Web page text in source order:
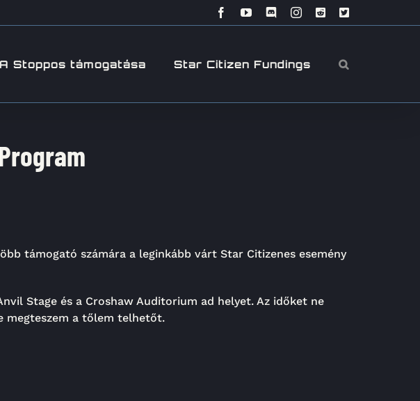
FacebookYouTubeDiscordInstagram
RedditX
A Stoppos támogatása Star Citizen Fundings
támogató számára a leginkább várt Star Citizenes esemény
Stage és a Croshaw Auditorium ad helyet. Az időket ne
megteszem a tőlem telhetőt.